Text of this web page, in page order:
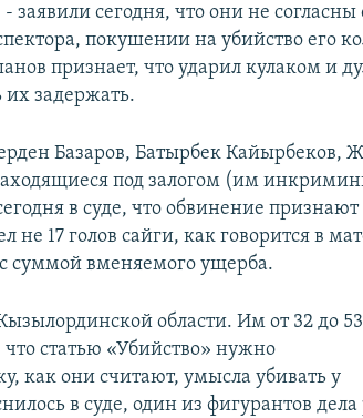
сегодня, что они не согласны
покушении на убийство его
признает, что ударил кулаком и
их задержать.
Базаров, Батырбек Кайырбеков,
под залогом (им
в суде, что обвинение признают
не 17 голов сайги, как говорится в
суммой вменяемого ущерба.
области. Им от 32 до 53
статью «Убийство» нужно
как они считают, умысла убивать у
в суде, один из фигурантов дела